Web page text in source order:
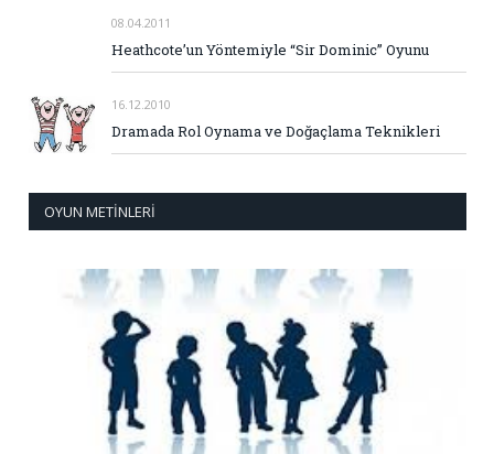
08.04.2011
Heathcote’un Yöntemiyle “Sir Dominic” Oyunu
16.12.2010
Dramada Rol Oynama ve Doğaçlama Teknikleri
OYUN METINLERI